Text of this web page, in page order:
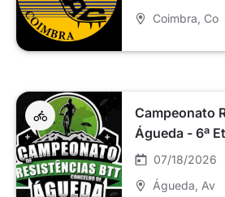
Coimbra , Co
Campeonato
Águeda - 6ª
07/18/2026
Águeda , Av